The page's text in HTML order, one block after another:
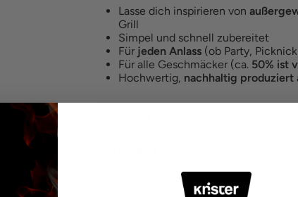
Lasse dich inspirieren von
Grill
Simpel und schnell zubereitet
Für jeden Anlass (ob Party,
Für alle Geschmäcker (ca. 50% ist
Hochwertig, nachhaltig produziert
TECHNISCHE DATEN